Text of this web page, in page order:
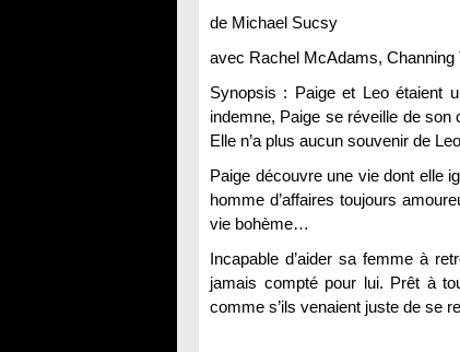
de Michael Sucsy
avec Rachel McAdams, Channing
Synopsis : Paige et Leo étaient
indemne, Paige se réveille de
Elle n’a plus aucun souvenir de
Paige découvre une vie dont elle
homme d’affaires toujours
vie bohème…
Incapable d’aider sa femme à
jamais compté pour lui. Prêt à
comme s’ils venaient juste de se